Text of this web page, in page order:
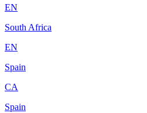
EN
South Africa
EN
Spain
CA
Spain